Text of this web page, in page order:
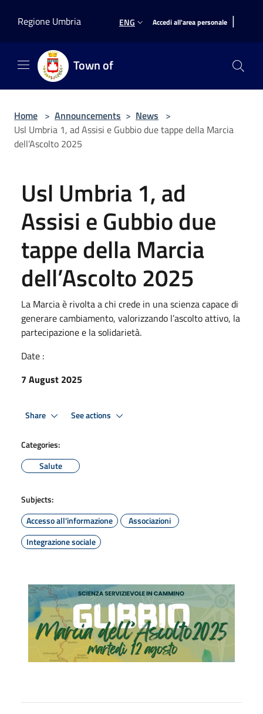
Regione Umbria
ENG Accedi all'area personale |
Town of
Home > Announcements > News >
Usl Umbria 1, ad Assisi e Gubbio due tappe della Marcia
dell’Ascolto 2025
Usl Umbria 1, ad
Assisi e Gubbio due
tappe della Marcia
dell’Ascolto 2025
La Marcia è rivolta a chi crede in una scienza capace di
generare cambiamento, valorizzando l’ascolto attivo, la
partecipazione e la solidarietà.
Date :
7 August 2025
Share See actions
Categories:
Salute
Subjects:
Accesso all'informazione
Associazioni
Integrazione sociale